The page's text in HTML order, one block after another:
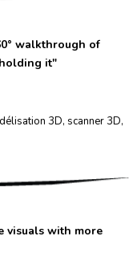
walkthrough of
it"
3D, scanner 3D,
visuals with more